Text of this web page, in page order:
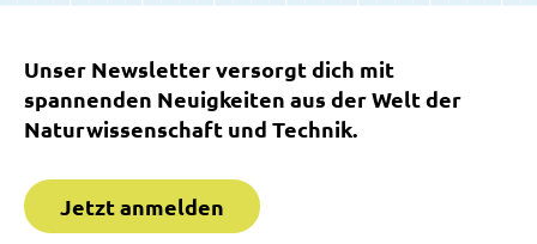
Unser Newsletter versorgt dich mit
spannenden Neuigkeiten aus der Welt der
Naturwissenschaft und Technik.
Jetzt anmelden